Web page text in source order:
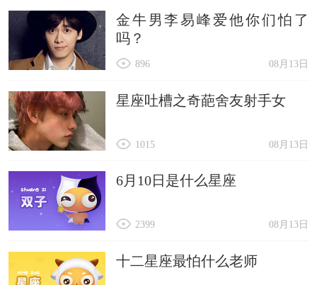
金牛男李易峰爱他你们怕了
吗？
08月13日
896
星座吐槽之奇葩舍友射手女
08月13日
1015
6月10日是什么星座
08月13日
2399
十二星座最怕什么老师